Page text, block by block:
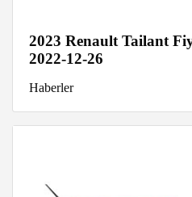
2023 Renault Tailant
2022-12-26
Haberler